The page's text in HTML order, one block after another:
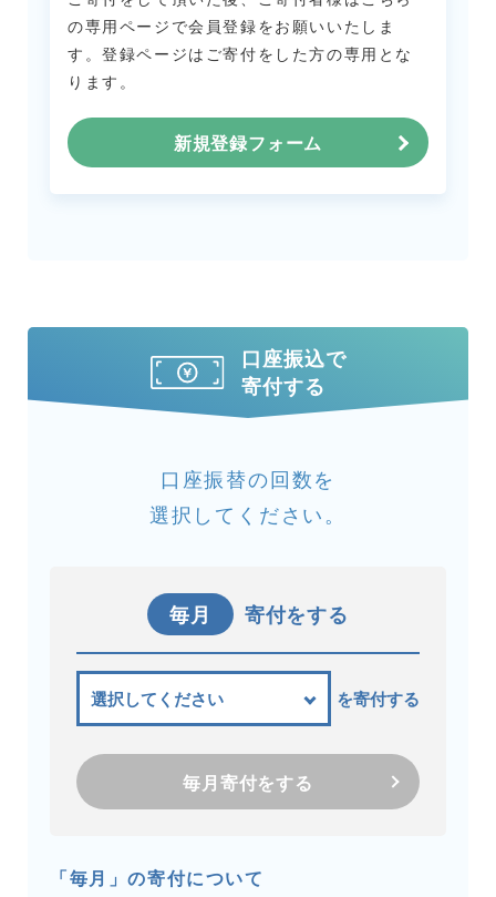
の専用ページで会員登録をお願いいたしま
す。登録ページはご寄付をした方の専用とな
ります。
新規登録フォーム
口座振込で
寄付する
口座振替の回数を
選択してください。
毎月 寄付をする
を寄付する
毎月寄付をする
「毎月」の寄付について